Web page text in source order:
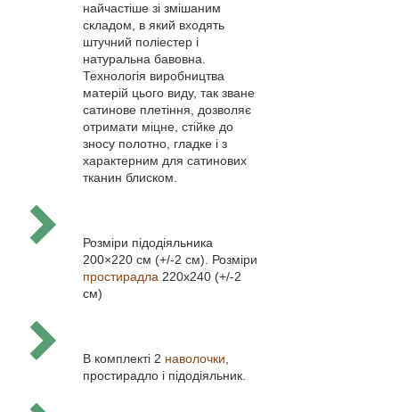
найчастіше зі змішаним
складом, в який входять
штучний поліестер і
натуральна бавовна.
Технологія виробництва
матерій цього виду, так зване
сатинове плетіння, дозволяє
отримати міцне, стійке до
зносу полотно, гладке і з
характерним для сатинових
тканин блиском.
Розміри підодіяльника
200×220 см (+/-2 см). Розміри
простирадла 220х240 (+/-2
см)
В комплекті 2 наволочки
простирадло і підодіяльник.